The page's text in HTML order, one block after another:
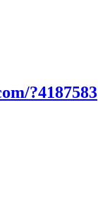
?4187583